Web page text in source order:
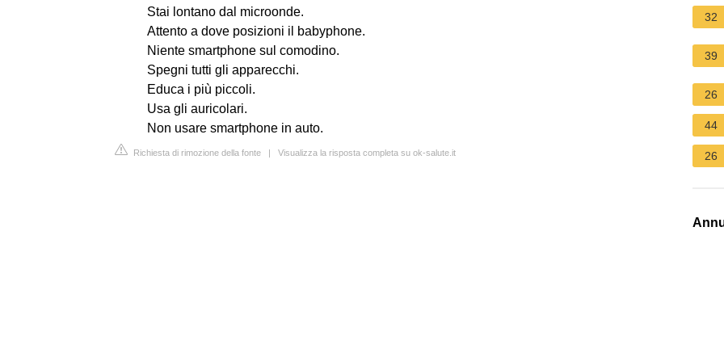
Stai lontano dal microonde.
Attento a dove posizioni il babyphone.
Niente smartphone sul comodino.
Spegni tutti gli apparecchi.
Educa i più piccoli.
Usa gli auricolari.
Non usare smartphone in auto.
Richiesta di rimozione della fonte | Visualizza la risposta completa su ok-salute.it
32
39
26
44
26